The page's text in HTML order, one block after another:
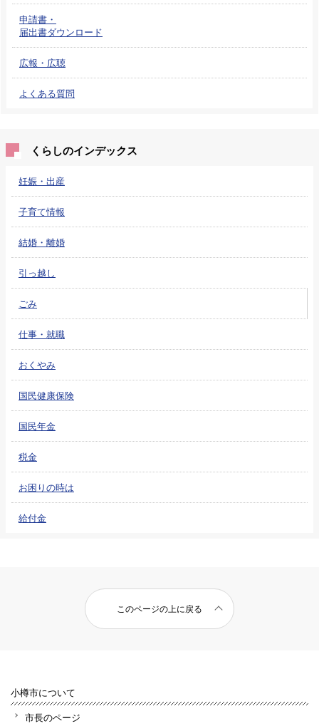
申請書・
届出書ダウンロード
広報・広聴
よくある質問
くらしのインデックス
妊娠・出産
子育て情報
結婚・離婚
引っ越し
ごみ
仕事・就職
おくやみ
国民健康保険
国民年金
税金
お困りの時は
給付金
このページの上に戻る
小樽市について
市長のページ